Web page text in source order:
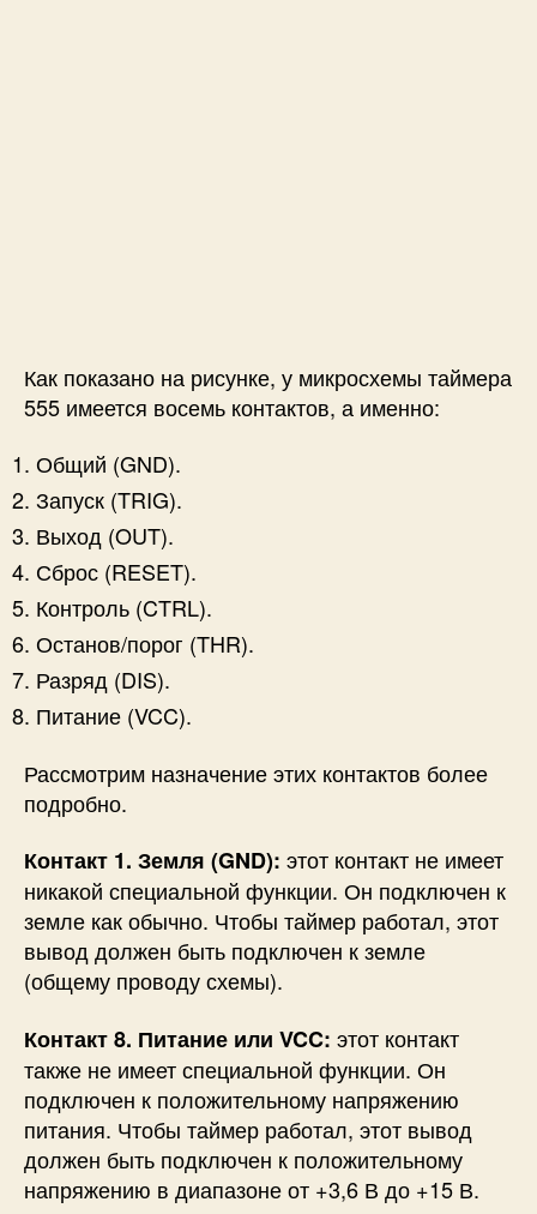
Как показано на рисунке, у микросхемы таймера
555 имеется восемь контактов, а именно:
Общий (GND).
Запуск (TRIG).
Выход (OUT).
Сброс (RESET).
Контроль (CTRL).
Останов/порог (THR).
Разряд (DIS).
Питание (VCC).
Рассмотрим назначение этих контактов более
подробно.
Контакт 1. Земля (GND): этот контакт не имеет
никакой специальной функции. Он подключен к
земле как обычно. Чтобы таймер работал, этот
вывод должен быть подключен к земле
(общему проводу схемы).
Контакт 8. Питание или VCC: этот контакт
также не имеет специальной функции. Он
подключен к положительному напряжению
питания. Чтобы таймер работал, этот вывод
должен быть подключен к положительному
напряжению в диапазоне от +3,6 В до +15 В.